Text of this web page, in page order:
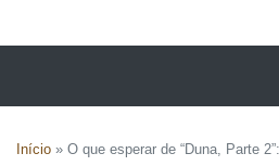
Início » O que esperar de “Duna, Parte